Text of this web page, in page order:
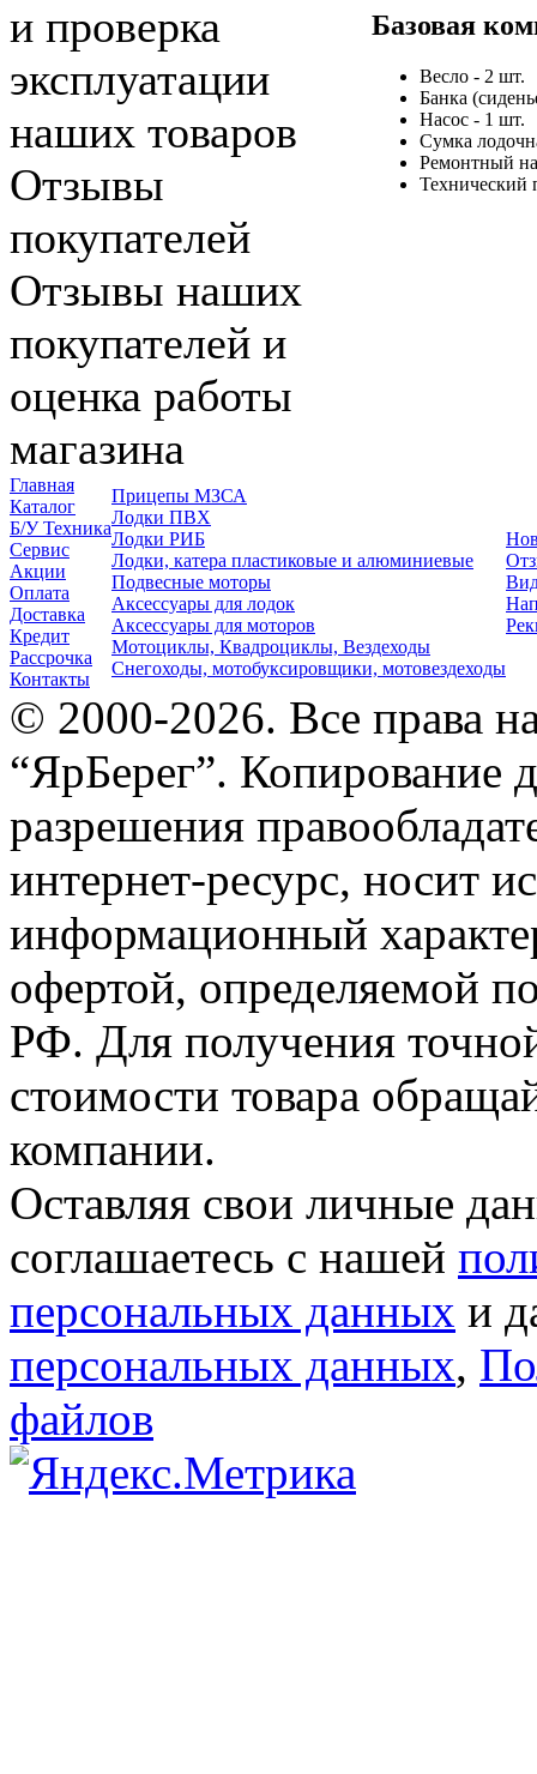
и проверка
эксплуатации
наших товаров
Отзывы
покупателей
Отзывы наших
покупателей и
оценка работы
магазина
Базовая
Весло - 2 шт.
Банка
Насос - 1 шт.
Сумка
Ремонтный
Технический
Главная
Каталог
Б/У Техника
Сервис
Акции
Оплата
Доставка
Кредит
Рассрочка
Контакты
Прицепы МЗСА
Лодки ПВХ
Лодки РИБ
Лодки, катера пластиковые и алюминиевые
Подвесные моторы
Аксессуары для лодок
Аксессуары для моторов
Мотоциклы, Квадроциклы, Вездеходы
Снегоходы, мотобуксировщики, мотовездеходы
© 2000-2026. Все права
“ЯрБерег”. Копирование
разрешения
интернет-ресурс, носит
информационный
офертой, определяемой
РФ. Для получения
стоимости товара
компании.
Оставляя свои личные
соглашаетесь с нашей
персональных данных и
персональных данных,
файлов